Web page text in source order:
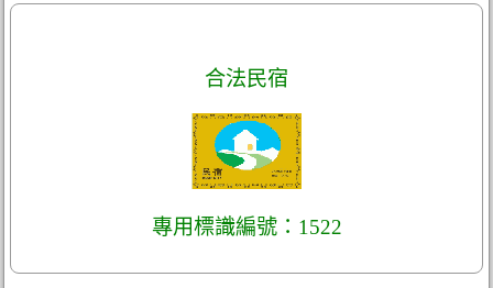
合法民宿
專用標識編號：1522